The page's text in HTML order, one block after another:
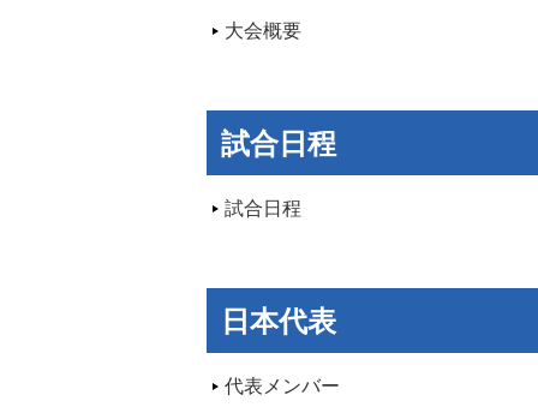
大会概要
試合日程
試合日程
日本代表
代表メンバー